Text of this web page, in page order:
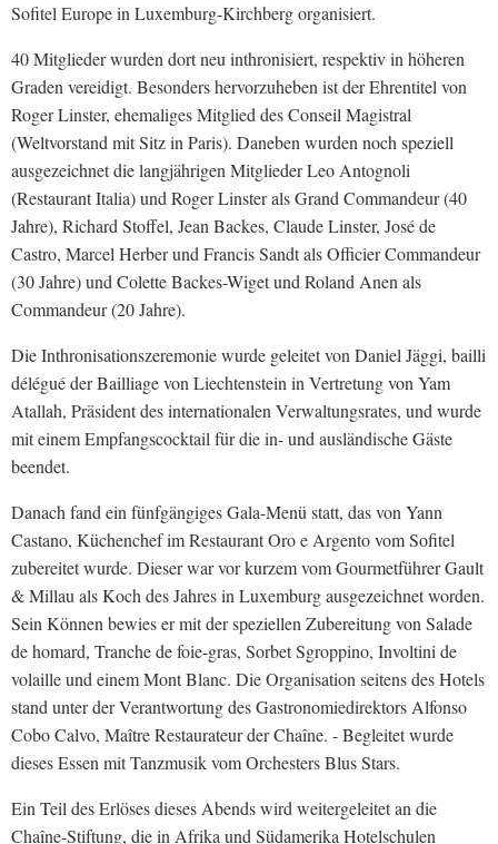
Sofitel Europe in Luxemburg-Kirchberg organisiert.
40 Mitglieder wurden dort neu inthronisiert, respektiv in höheren
Graden vereidigt. Besonders hervorzuheben ist der Ehrentitel von
Roger Linster, ehemaliges Mitglied des Conseil Magistral
(Weltvorstand mit Sitz in Paris). Daneben wurden noch speziell
ausgezeichnet die langjährigen Mitglieder Leo Antognoli
(Restaurant Italia) und Roger Linster als Grand Commandeur (40
Jahre), Richard Stoffel, Jean Backes, Claude Linster, José de
Castro, Marcel Herber und Francis Sandt als Officier Commandeur
(30 Jahre) und Colette Backes-Wiget und Roland Anen als
Commandeur (20 Jahre).
Die Inthronisationszeremonie wurde geleitet von Daniel Jäggi, bailli
délégué der Bailliage von Liechtenstein in Vertretung von Yam
Atallah, Präsident des internationalen Verwaltungsrates, und wurde
mit einem Empfangscocktail für die in- und ausländische Gäste
beendet.
Danach fand ein fünfgängiges Gala-Menü statt, das von Yann
Castano, Küchenchef im Restaurant Oro e Argento vom Sofitel
zubereitet wurde. Dieser war vor kurzem vom Gourmetführer Gault
& Millau als Koch des Jahres in Luxemburg ausgezeichnet worden.
Sein Können bewies er mit der speziellen Zubereitung von Salade
de homard, Tranche de foie-gras, Sorbet Sgroppino, Involtini de
volaille und einem Mont Blanc. Die Organisation seitens des Hotels
stand unter der Verantwortung des Gastronomiedirektors Alfonso
Cobo Calvo, Maître Restaurateur der Chaîne. - Begleitet wurde
dieses Essen mit Tanzmusik vom Orchesters Blus Stars.
Ein Teil des Erlöses dieses Abends wird weitergeleitet an die
Chaîne-Stiftung, die in Afrika und Südamerika Hotelschulen